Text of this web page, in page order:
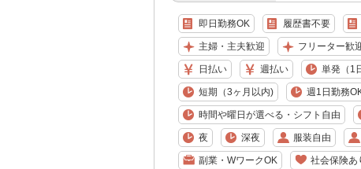
即日勤務OK 履歴書不要
主婦・主夫歓迎 フリーター歓
日払い 週払い 単発（1
短期（3ヶ月以内) 週1日勤務
時間や曜日が選べる・シフト自由
夜 深夜 服装自由
副業・WワークOK 社会保険あ